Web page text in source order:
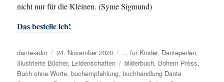
nicht nur für die Kleinen. (Syme Sigmund)
Das bestelle ich!
Autor
dante-adm
Veröffentlicht
am
24. November 2020 Kategorien
... für Kinder, Danteperlen,
Illustrierte Bücher, Leidenschaften Schlagwörter
bilderbuch, Bohem Press,
Buch ohne Worte,buchempfehlung,buchhandlung Dante